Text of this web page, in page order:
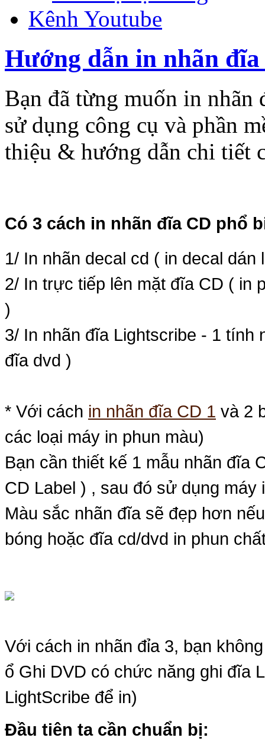
Kênh Youtube
Hướng dẫn in nhãn
Bạn đã từng muốn in
sử dụng công cụ và phần
thiệu & hướng dẫn chi tiết
Có 3 cách in nhãn đĩa CD phổ
1/ In nhãn decal cd ( in decal dán
2/ In trực tiếp lên mặt đĩa CD ( in
)
3/ In nhãn đĩa Lightscribe - 1
đĩa dvd )
* Với cách in nhãn đĩa CD 1 và 2
các loại máy in phun màu)
Bạn cần thiết kế 1 mẫu nhãn đĩa
CD Label ) , sau đó sử dụng máy
Màu sắc nhãn đĩa sẽ đẹp hơn
bóng hoặc đĩa cd/dvd in phun
Với cách in nhãn đỉa 3, bạn
ổ Ghi DVD có chức năng ghi đĩa
LightScribe để in)
Đầu tiên ta cần chuẩn bị: